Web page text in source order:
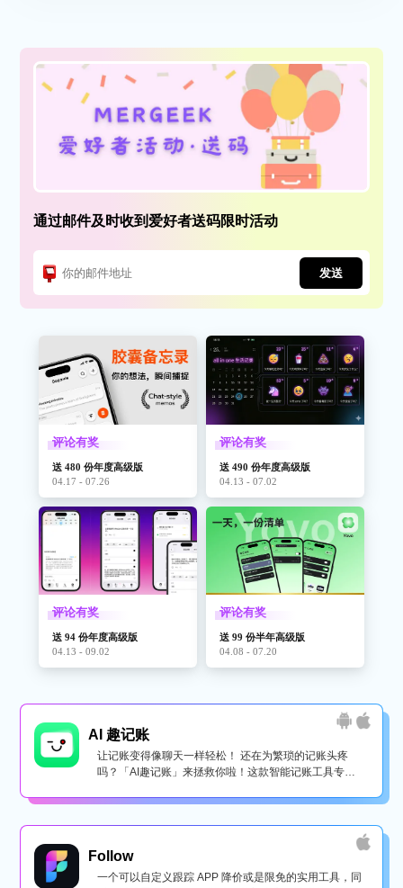
通过邮件及时收到爱好者送码限时活动
发送
评论有奖
送 480 份年度高级版
04.17 - 07.26
评论有奖
送 490 份年度高级版
04.13 - 07.02
评论有奖
送 94 份年度高级版
04.13 - 09.02
评论有奖
送 99 份半年高级版
04.08 - 07.20
AI 趣记账
让记账变得像聊天一样轻松！ 还在为繁琐的记账头疼
吗？「AI趣记账」来拯救你啦！这款智能记账工具专为
Follow
一个可以自定义跟踪 APP 降价或是限免的实用工具，同